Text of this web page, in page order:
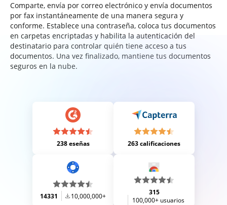
Comparte, envía por correo electrónico y envía documentos
por fax instantáneamente de una manera segura y
conforme. Establece una contraseña, coloca tus documentos
en carpetas encriptadas y habilita la autenticación del
destinatario para controlar quién tiene acceso a tus
documentos. Una vez finalizado, mantiene tus documentos
seguros en la nube.
238 eseñas 263 calificaciones
14331 10,000,000+
315
100,000+ usuarios